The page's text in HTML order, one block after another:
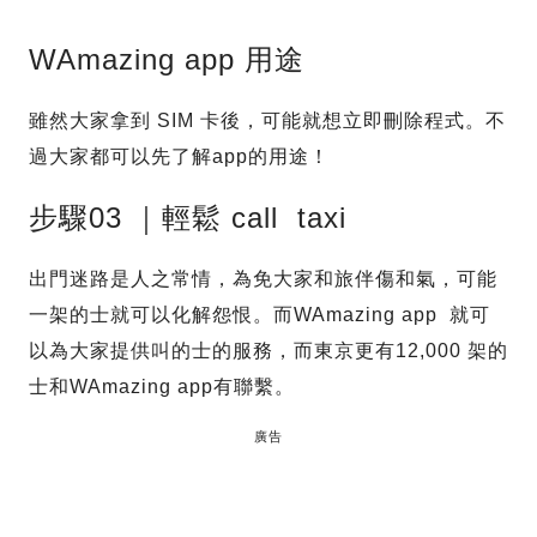
WAmazing app 用途
雖然大家拿到 SIM 卡後，可能就想立即刪除程式。不
過大家都可以先了解app的用途！
步驟03 ｜輕鬆 call taxi
出門迷路是人之常情，為免大家和旅伴傷和氣，可能
一架的士就可以化解怨恨。而WAmazing app 就可
以為大家提供叫的士的服務，而東京更有12,000 架的
士和WAmazing app有聯繫。
廣告